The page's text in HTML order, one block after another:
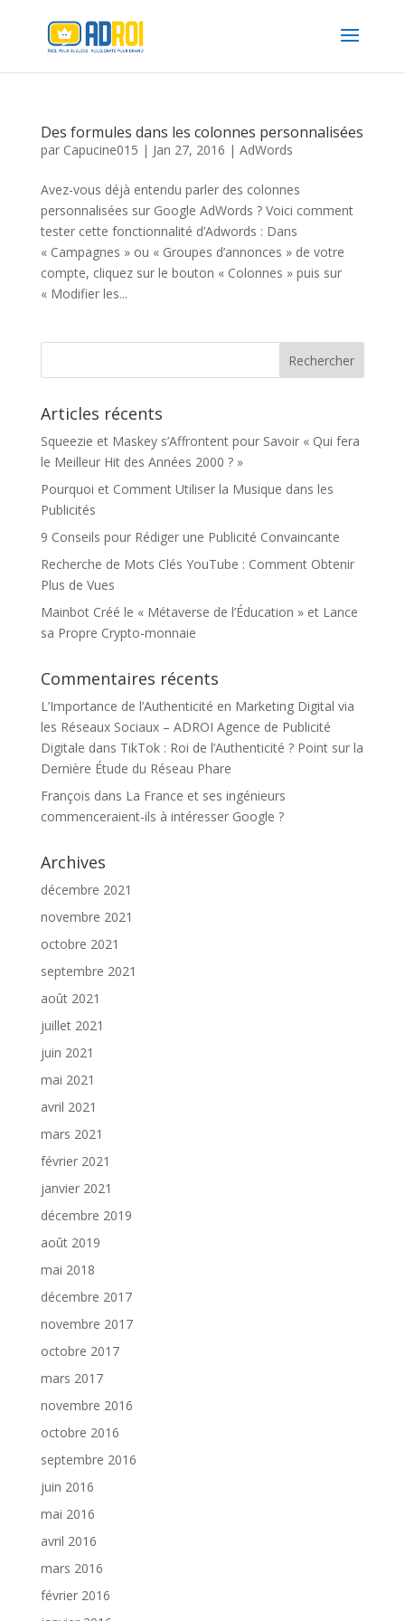
Des formules dans les colonnes personnalisées
par Capucine015 | Jan 27, 2016 | AdWords
Avez-vous déjà entendu parler des colonnes
personnalisées sur Google AdWords ? Voici comment
tester cette fonctionnalité d’Adwords : Dans
« Campagnes » ou « Groupes d’annonces » de votre
compte, cliquez sur le bouton « Colonnes » puis sur
« Modifier les...
Articles récents
Squeezie et Maskey s’Affrontent pour Savoir « Qui fera
le Meilleur Hit des Années 2000 ? »
Pourquoi et Comment Utiliser la Musique dans les
Publicités
9 Conseils pour Rédiger une Publicité Convaincante
Recherche de Mots Clés YouTube : Comment Obtenir
Plus de Vues
Mainbot Créé le « Métaverse de l’Éducation » et Lance
sa Propre Crypto-monnaie
Commentaires récents
L’Importance de l’Authenticité en Marketing Digital via
les Réseaux Sociaux – ADROI Agence de Publicité
Digitale dans TikTok : Roi de l’Authenticité ? Point sur la
Dernière Étude du Réseau Phare
François dans La France et ses ingénieurs
commenceraient-ils à intéresser Google ?
Archives
décembre 2021
novembre 2021
octobre 2021
septembre 2021
août 2021
juillet 2021
juin 2021
mai 2021
avril 2021
mars 2021
février 2021
janvier 2021
décembre 2019
août 2019
mai 2018
décembre 2017
novembre 2017
octobre 2017
mars 2017
novembre 2016
octobre 2016
septembre 2016
juin 2016
mai 2016
avril 2016
mars 2016
février 2016